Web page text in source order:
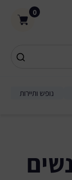
0
נופש ותיירות